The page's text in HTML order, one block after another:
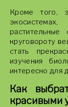
Кроме того,
растительные
круговороту
стать
изучения
интересно для
Как
красивыми